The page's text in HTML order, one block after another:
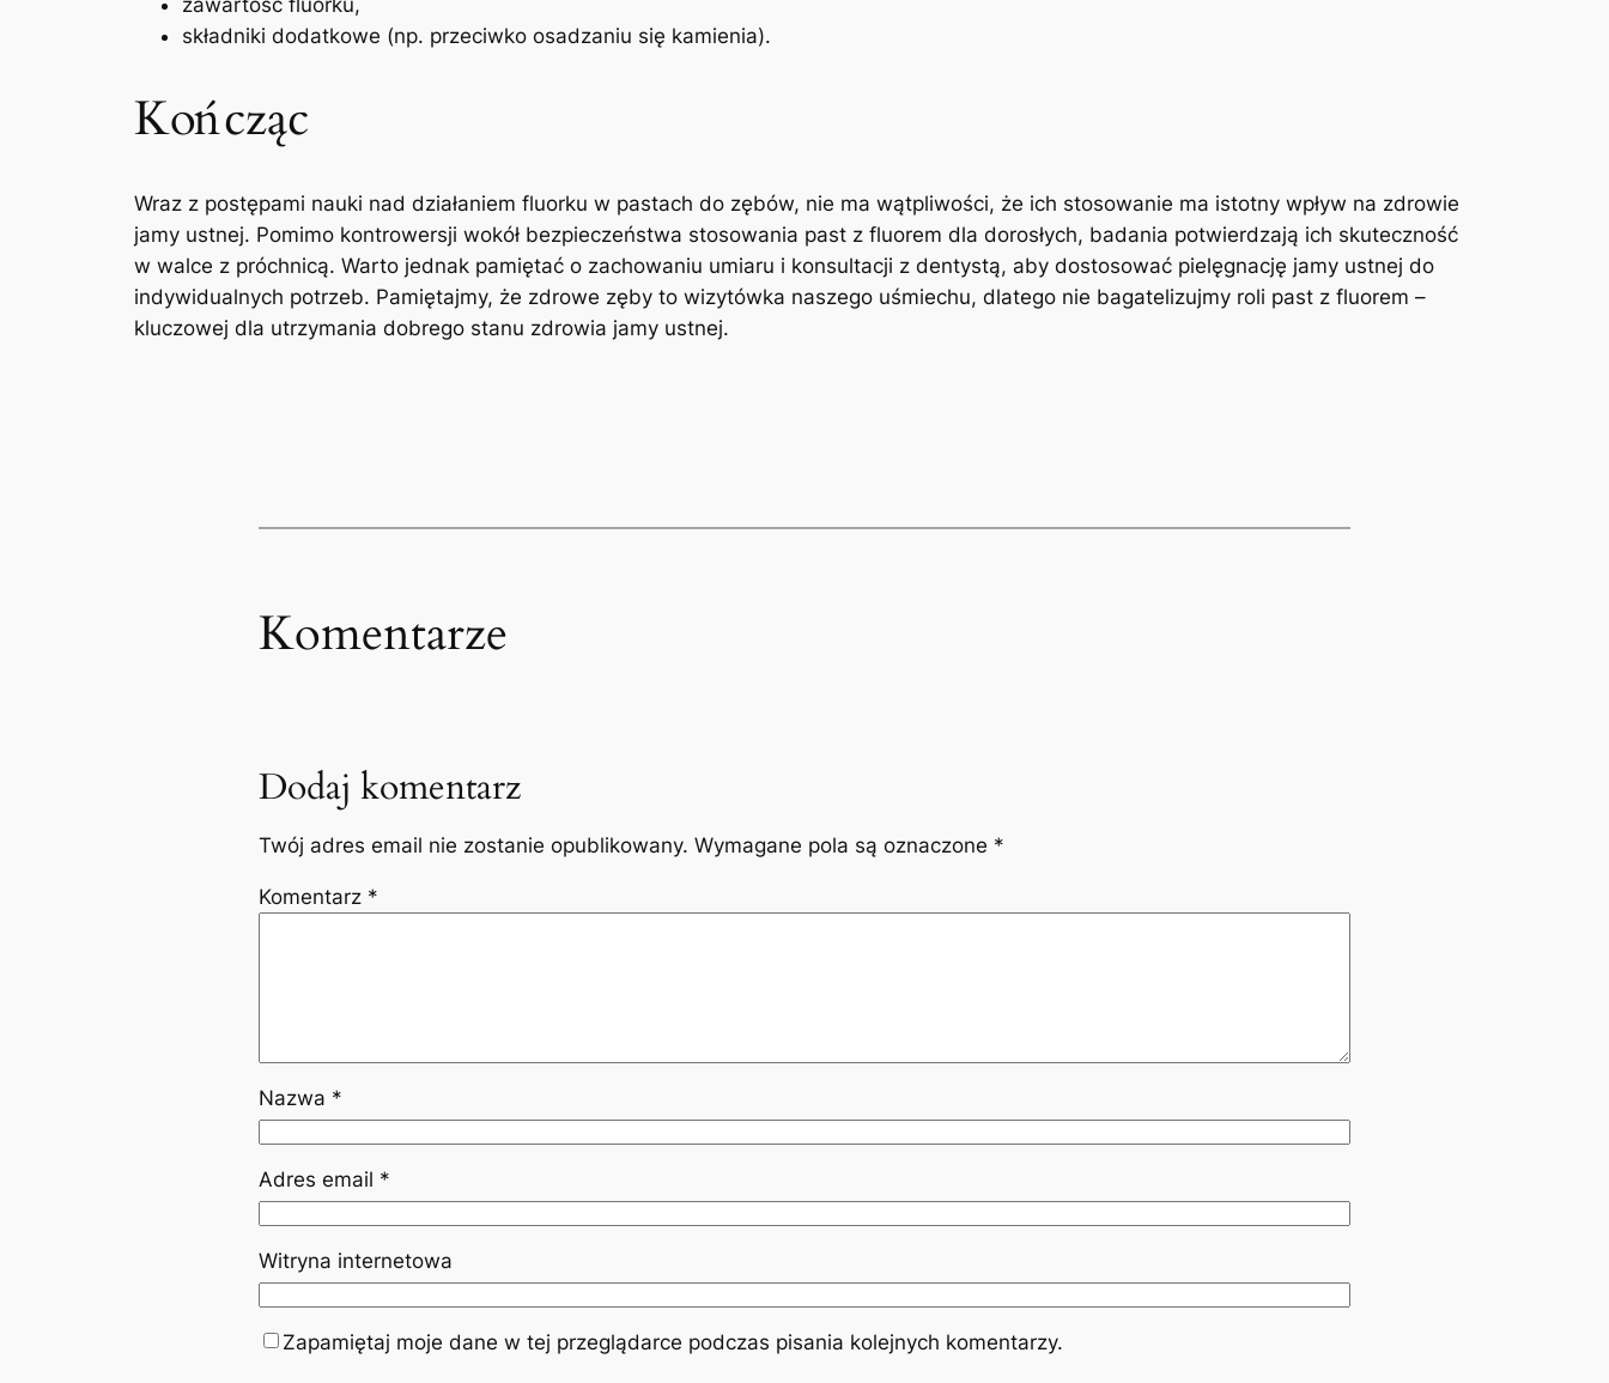
składniki dodatkowe (np. przeciwko osadzaniu⁢ się kamienia).
Kończąc
Wraz ‍z postępami nauki nad działaniem fluorku w pastach do zębów, nie ma wątpliwości, że ich ⁣stosowanie ma istotny​ wpływ na zdrowie‍
jamy ‍ustnej. Pomimo kontrowersji wokół bezpieczeństwa stosowania past ⁢z fluorem dla dorosłych, badania potwierdzają ich skuteczność
⁢w walce ⁣z​ próchnicą. Warto‍ jednak pamiętać o zachowaniu umiaru i konsultacji z dentystą, aby dostosować pielęgnację jamy ‍ustnej do
indywidualnych potrzeb. Pamiętajmy, że zdrowe zęby to‍ wizytówka naszego uśmiechu, dlatego nie bagatelizujmy roli past z fluorem –
kluczowej dla utrzymania dobrego​ stanu zdrowia‍ jamy ustnej.
Komentarze
Dodaj komentarz
Twój adres email nie zostanie opublikowany. Wymagane pola są oznaczone *
Komentarz *
Nazwa *
Adres email *
Witryna internetowa
Zapamiętaj moje dane w tej przeglądarce podczas pisania kolejnych komentarzy.